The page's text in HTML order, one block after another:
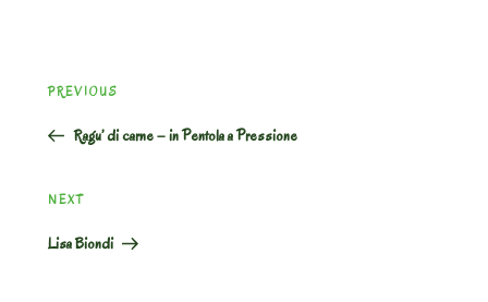
navigation
Previous
PREVIOUS
Ragu’ di carne – in Pentola a Pressione
Next
NEXT
Lisa Biondi